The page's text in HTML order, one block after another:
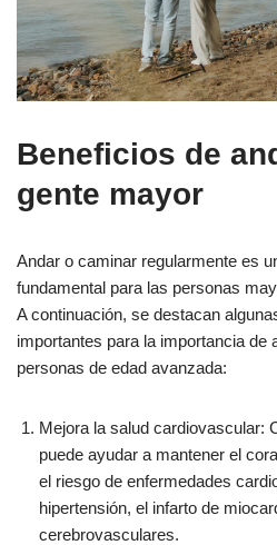
Beneficios de
gente mayor
Andar o caminar regularmente es
fundamental para las personas
A continuación, se destacan
importantes para la importancia de
personas de edad avanzada:
Mejora la salud cardiovascular:
puede ayudar a mantener el
el riesgo de enfermedades
hipertensión, el infarto de
cerebrovasculares.